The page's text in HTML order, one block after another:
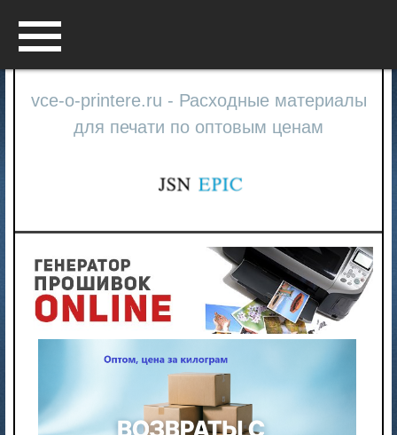
vce-o-printere.ru - Расходные материалы
для печати по оптовым ценам